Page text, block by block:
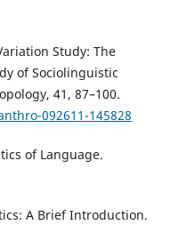
Study: The
of Sociolinguistic
41, 87–100.
092611-145828
of Language.
A Brief Introduction.